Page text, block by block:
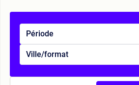
Période
Ville/format